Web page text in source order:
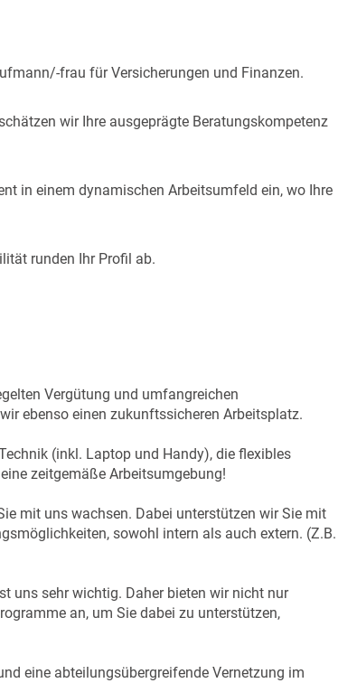
frau für Versicherungen und Finanzen.
wir Ihre ausgeprägte Beratungskompetenz
in einem dynamischen Arbeitsumfeld ein, wo Ihre
runden Ihr Profil ab.
Vergütung und umfangreichen
ebenso einen zukunftssicheren Arbeitsplatz.
(inkl. Laptop und Handy), die flexibles
zeitgemäße Arbeitsumgebung!
mit uns wachsen. Dabei unterstützen wir Sie mit
sowohl intern als auch extern. (Z.B.
uns sehr wichtig. Daher bieten wir nicht nur
an, um Sie dabei zu unterstützen,
eine abteilungsübergreifende Vernetzung im